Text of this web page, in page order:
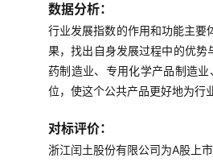
数据分析：
行业发展指数的作用和功能主要
果，找出自身发展过程中的优
药制造业、专用化学产品制造
位，使这个公共产品更好地为行
对标评价：
浙江闰土股份有限公司为A股上